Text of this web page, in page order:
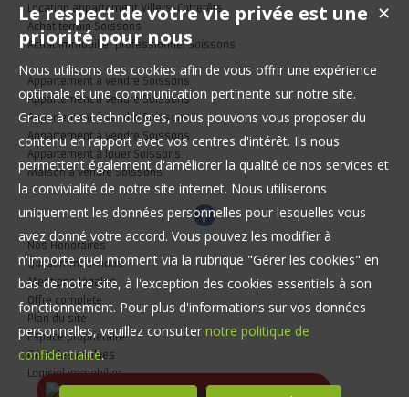
Location appartement Villers-Cotterêts
Achat terrain Soissons
Achat immobilier professionnel Soissons
Appartement à vendre Soissons
Appartement à vendre Soissons
Appartement à vendre Soissons
Appartement à vendre Soissons
Appartement à louer Soissons
Maison à vendre Soissons
Nos Honoraires
Qui sommes-nous
Mentions légales
Offre complète
Plan du site
Espace propriétaire
Gérer les cookies
Logiciel immobilier
✕
Le respect de votre vie privée est une
priorité pour nous
Nous utilisons des cookies afin de vous offrir une expérience
optimale et une communication pertinente sur notre site.
Grace à ces technologies, nous pouvons vous proposer du
contenu en rapport avec vos centres d'intérêt. Ils nous
permettent également d'améliorer la qualité de nos services et
la convivialité de notre site internet. Nous utiliserons
uniquement les données personnelles pour lesquelles vous
avez donné votre accord. Vous pouvez les modifier à
n'importe quel moment via la rubrique "Gérer les cookies" en
bas de notre site, à l'exception des cookies essentiels à son
fonctionnement. Pour plus d'informations sur vos données
personnelles, veuillez consulter notre politique de
confidentialité.